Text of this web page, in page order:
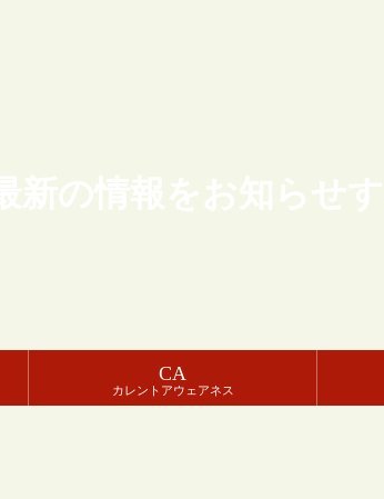
新の情報をお知らせ
CA
カレントアウェアネス